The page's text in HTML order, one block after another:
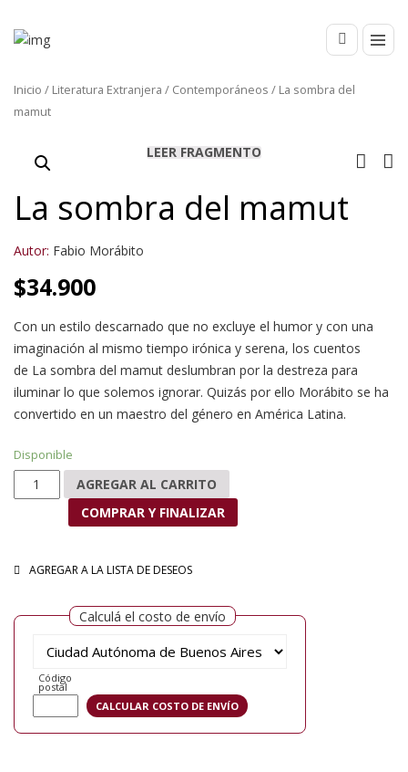
Inicio / Literatura Extranjera / Contemporáneos / La sombra del
mamut
LEER FRAGMENTO
La sombra del mamut
Autor: Fabio Morábito
$34.900
Con un estilo descarnado que no excluye el humor y con una
imaginación al mismo tiempo irónica y serena, los cuentos
de La sombra del mamut deslumbran por la destreza para
iluminar lo que solemos ignorar. Quizás por ello Morábito se ha
convertido en un maestro del género en América Latina.
Disponible
La sombra del mamut cantidad
AGREGAR AL CARRITO
COMPRAR Y FINALIZAR
AGREGAR A LA LISTA DE DESEOS
Calculá el costo de envío
Código
postal